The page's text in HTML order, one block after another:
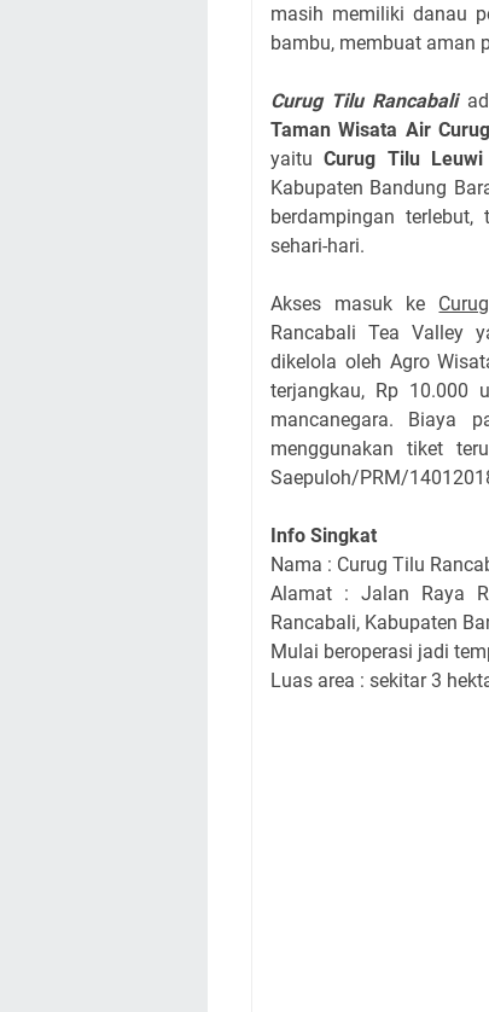
masih memiliki danau
bambu, membuat aman
Curug Tilu Rancabali
Taman Wisata Air
yaituCurug Tilu Leuwi
Kabupaten Bandung
berdampingan
sehari-hari.
Akses masuk ke
Rancabali Tea Valley
dikelola oleh Agro
terjangkau, Rp 10.000
mancanegara. Biaya
menggunakan tiket
Saepuloh/PRM/
Info Singkat
Nama : Curug Tilu
Alamat : Jalan Raya
Rancabali, Kabupaten
Mulai beroperasi jadi
Luas area : sekitar 3